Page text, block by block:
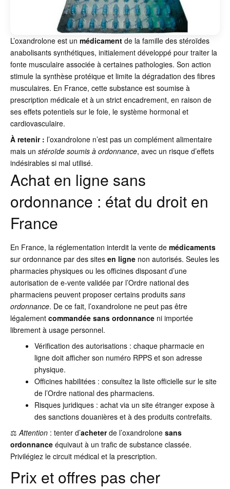
L’oxandrolone est un médicament de la famille des stéroïdes
anabolisants synthétiques, initialement développé pour traiter la
fonte musculaire associée à certaines pathologies. Son action
stimule la synthèse protéique et limite la dégradation des fibres
musculaires. En France, cette substance est soumise à
prescription médicale et à un strict encadrement, en raison de
ses effets potentiels sur le foie, le système hormonal et
cardiovasculaire.
À retenir : l’oxandrolone n’est pas un complément alimentaire
mais un stéroïde soumis à ordonnance, avec un risque d’effets
indésirables si mal utilisé.
Achat en ligne sans
ordonnance : état du droit en
France
En France, la réglementation interdit la vente de médicaments
sur ordonnance par des sites en ligne non autorisés. Seules les
pharmacies physiques ou les officines disposant d’une
autorisation de e-vente validée par l’Ordre national des
pharmaciens peuvent proposer certains produits sans
ordonnance. De ce fait, l’oxandrolone ne peut pas être
légalement commandée sans ordonnance ni importée
librement à usage personnel.
Vérification des autorisations : chaque pharmacie en
ligne doit afficher son numéro RPPS et son adresse
physique.
Officines habilitées : consultez la liste officielle sur le site
de l’Ordre national des pharmaciens.
Risques juridiques : achat via un site étranger expose à
des sanctions douanières et à des produits contrefaits.
⚖️Attention : tenter d’acheterde l’oxandrolone sans
ordonnance équivaut à un trafic de substance classée.
Privilégiez le circuit médical et la prescription.
Prix et offres pas cher